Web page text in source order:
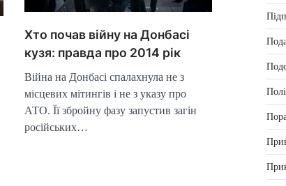
Хто почав війну на Донбасі
кузя: правда про 2014 рік
Війна на Донбасі спалахнула не з
місцевих мітингів і не з указу про
АТО. Її збройну фазу запустив загін
російських…